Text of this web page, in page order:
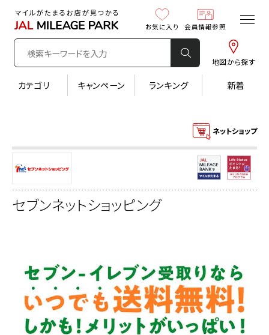
地図から探す
お気に入り 会員情報参照
カテゴリ キャンペーン ランキング 新着
ネットショップ
セブンネットショッピング